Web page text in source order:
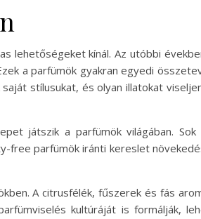
lehetőségeket kínál. Az utóbbi
a parfümök gyakran egyedi
stílusukat, és olyan illatokat
játszik a parfümök világában.
free parfümök iránti kereslet
A citrusfélék, fűszerek és fás
kultúráját is formálják,